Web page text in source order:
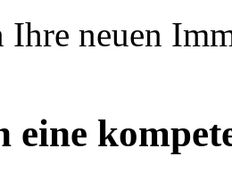
Ihre neuen
eine